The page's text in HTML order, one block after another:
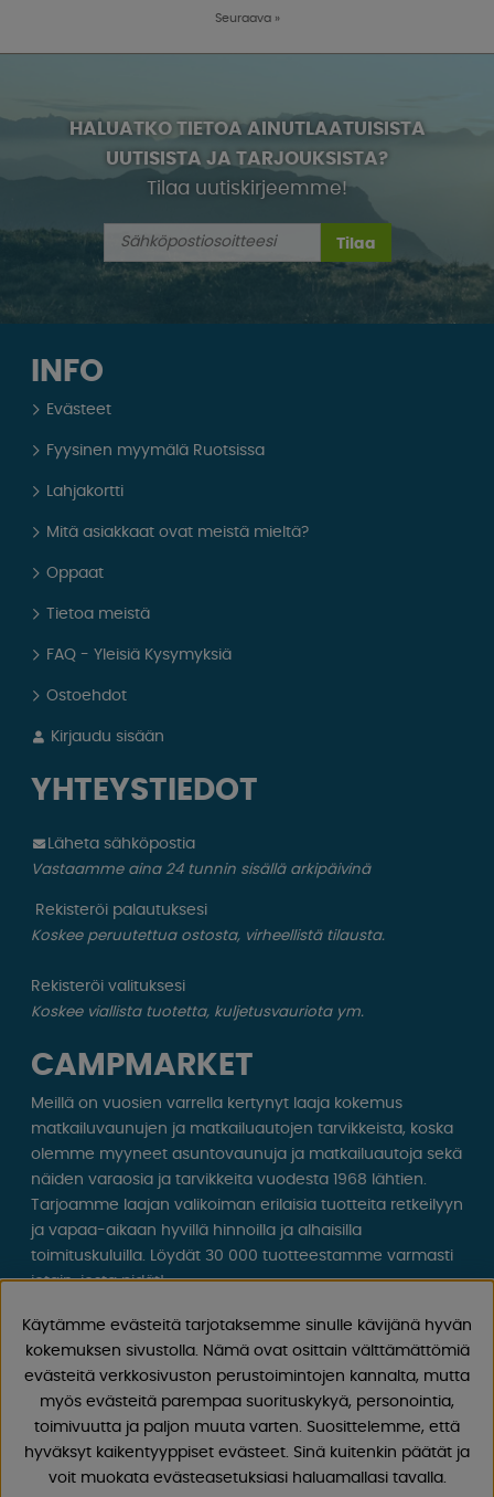
Seuraava »
HALUATKO TIETOA AINUTLAATUISISTA
UUTISISTA JA TARJOUKSISTA?
Tilaa uutiskirjeemme!
Tilaa
INFO
Evästeet
Fyysinen myymälä Ruotsissa
Lahjakortti
Mitä asiakkaat ovat meistä mieltä?
Oppaat
Tietoa meistä
FAQ - Yleisiä Kysymyksiä
Ostoehdot
Kirjaudu sisään
YHTEYSTIEDOT
Läheta sähköpostia
Vastaamme aina 24 tunnin sisällä arkipäivinä
Rekisteröi palautuksesi
Koskee peruutettua ostosta, virheellistä tilausta.
Rekisteröi valituksesi
Koskee viallista tuotetta, kuljetusvauriota ym.
CAMPMARKET
Meillä on vuosien varrella kertynyt laaja kokemus
matkailuvaunujen ja matkailuautojen tarvikkeista, koska
olemme myyneet asuntovaunuja ja matkailuautoja sekä
näiden varaosia ja tarvikkeita vuodesta 1968 lähtien.
Tarjoamme laajan valikoiman erilaisia ​​tuotteita retkeilyyn
ja vapaa-aikaan hyvillä hinnoilla ja alhaisilla
toimituskuluilla. Löydät 30 000 tuotteestamme varmasti
jotain, josta pidät!
Seuraa meitä Facebookissa ja Instagramissa saadaksesi
inspiraatiota, uutisia ja ainutlaatuisia tarjouksia.
Leirintäelämä alkaa meiltä!
Käytämme evästeitä tarjotaksemme sinulle kävijänä hyvän
kokemuksen sivustolla. Nämä ovat osittain välttämättömiä
evästeitä verkkosivuston perustoimintojen kannalta, mutta
myös evästeitä parempaa suorituskykyä, personointia,
toimivuutta ja paljon muuta varten. Suosittelemme, että
hyväksyt kaikentyyppiset evästeet. Sinä kuitenkin päätät ja
voit muokata evästeasetuksiasi haluamallasi tavalla.